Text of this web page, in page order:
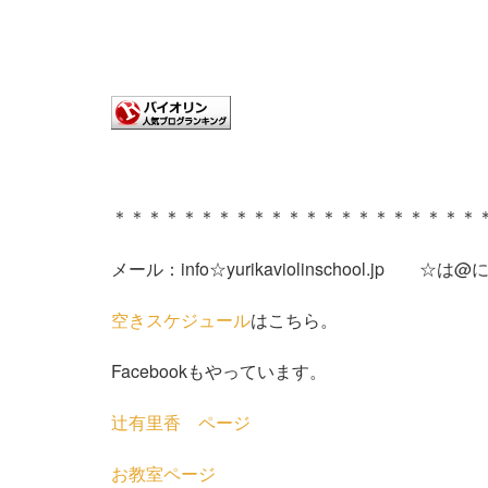
＊＊＊＊＊＊＊＊＊＊＊＊＊＊＊＊＊＊＊＊＊
メール：info☆yurikaviolinschool.jp ☆は@に
空きスケジュールはこちら。
Facebookもやっています。
辻有里香 ページ
お教室ページ